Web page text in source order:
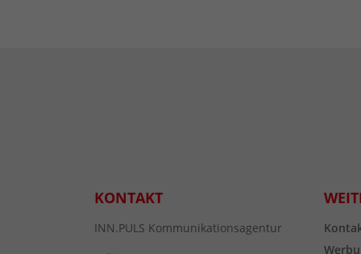
KONTAKT
INN.PULS Kommunikationsagentur